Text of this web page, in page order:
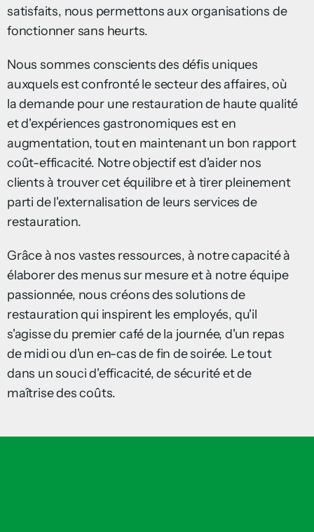
satisfaits, nous permettons aux organisations de
fonctionner sans heurts.
Nous sommes conscients des défis uniques
auxquels est confronté le secteur des affaires, où
la demande pour une restauration de haute qualité
et d'expériences gastronomiques est en
augmentation, tout en maintenant un bon rapport
coût-efficacité. Notre objectif est d'aider nos
clients à trouver cet équilibre et à tirer pleinement
parti de l'externalisation de leurs services de
restauration.
Grâce à nos vastes ressources, à notre capacité à
élaborer des menus sur mesure et à notre équipe
passionnée, nous créons des solutions de
restauration qui inspirent les employés, qu'il
s'agisse du premier café de la journée, d'un repas
de midi ou d'un en-cas de fin de soirée. Le tout
dans un souci d'efficacité, de sécurité et de
maîtrise des coûts.